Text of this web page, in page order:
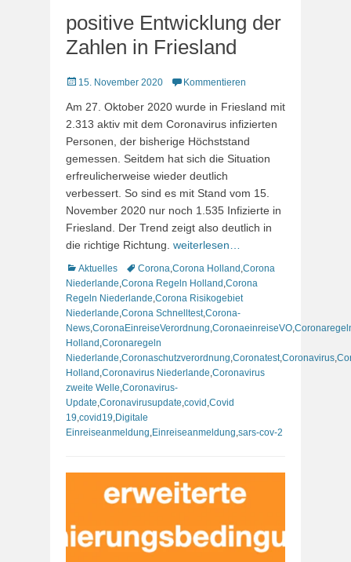
positive Entwicklung der
Zahlen in Friesland
Veröffentlicht
15. November 2020 Kommentieren
Am 27. Oktober 2020 wurde in Friesland mit
2.313 aktiv mit dem Coronavirus infizierten
Personen, der bisherige Höchststand
gemessen. Seitdem hat sich die Situation
erfreulicherweise wieder deutlich
verbessert. So sind es mit Stand vom 15.
November 2020 nur noch 1.535 Infizierte in
Friesland. Der Trend zeigt also deutlich in
die richtige Richtung. weiterlesen…
Kategorien
Aktuelles Schlagworte
Corona,Corona Holland ,Corona
Niederlande,Corona Regeln Holland ,Corona
Regeln Niederlande,Corona Risikogebiet
Niederlande,Corona Schnelltest,Corona-
News,CoronaEinreiseVerordnung,CoronaeinreiseVO,
Holland ,Coronaregeln
Niederlande,Coronaschutzverordnung,Coronatest,Coronavirus,
Holland ,Coronavirus Niederlande,Coronavirus
zweite Welle,Coronavirus-
Update,Coronavirusupdate,covid ,Covid
19,covid19,Digitale
Einreiseanmeldung,Einreiseanmeldung,sars-cov-2